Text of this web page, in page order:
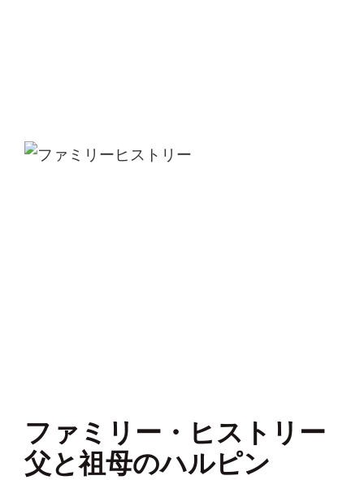
ファミリー・ヒストリー
父と祖母のハルピン